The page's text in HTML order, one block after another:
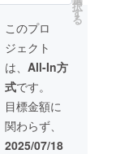
ｇ 素
材：
ウッド
製
MADE
IN
JAPAN
択
す
る
このプロ
ジェクト
は、 All-In方
式です。
目標金額に
関わらず、
2025/07/18